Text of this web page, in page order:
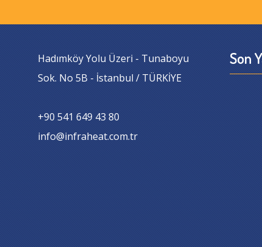
Hadımköy Yolu Üzeri - Tunaboyu
Sok. No 5B - İstanbul / TÜRKİYE
+90 541 649 43 80
info@infraheat.com.tr
Son